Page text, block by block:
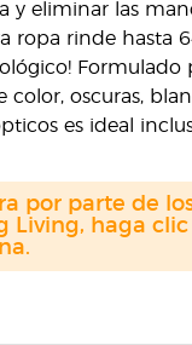
y eliminar las
ropa rinde hasta
oscuras,
es ideal
por parte de
Living, haga